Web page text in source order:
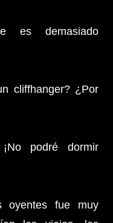
es demasiado
cliffhanger? ¿Por
podré dormir
oyentes fue muy